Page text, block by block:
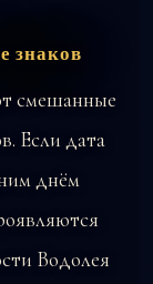
знаков
смешанные
Если дата
днём
Водолея